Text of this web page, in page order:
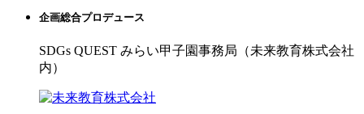
企画総合プロデュース
SDGs QUEST みらい甲子園事務局（未来教育株式会社
内）